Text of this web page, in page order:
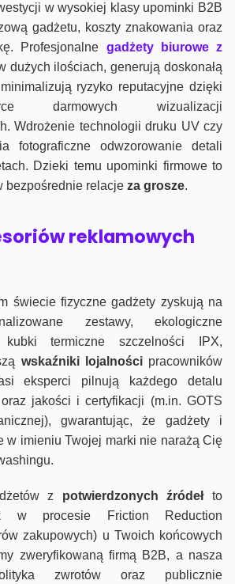
w wysokiej klasy upominki B2B
gadżetu, koszty znakowania oraz
Profesjonalne gadżety biurowe z
dużych ilościach, generują doskonałą
ryzyko reputacyjne dzięki
darmowych wizualizacji
Wdrożenie technologii druku UV czy
fotograficzne odwzorowanie detali
Dzieki temu upominki firmowe to
bezpośrednie relacje za grosze.
reklamowych
świecie fizyczne gadżety zyskują na
zestawy, ekologiczne
termiczne szczelności IPX,
wskaźniki lojalnościpracowników
eksperci pilnują każdego detalu
jakości i certyfikacji (m.in. GOTS
gwarantując, że gadżety i
w imieniu Twojej marki nie narażą Cię
z potwierdzonych źródełto
w procesie Friction Reduction
zakupowych) u Twoich końcowych
zweryfikowaną firmą B2B, a nasza
zwrotów oraz publicznie